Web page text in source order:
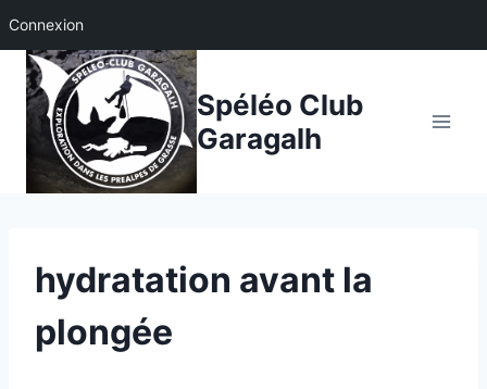
Connexion
Aller
contenu
Spéléo Club
Garagalh
hydratation avant la
plongée